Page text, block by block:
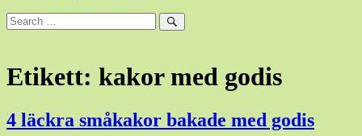
Sök
efter:
Sök
Etikett: kakor med godis
4 läckra småkakor bakade med godis